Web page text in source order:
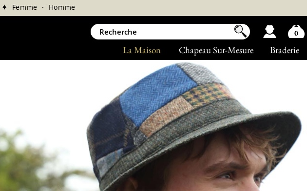
Braderie
Chapeau Sur-Mesure
La Maison
✦ Femme · Homme
0